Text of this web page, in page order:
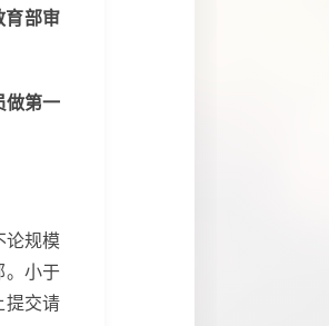
部审
做第一
论规模
。小于
提交请